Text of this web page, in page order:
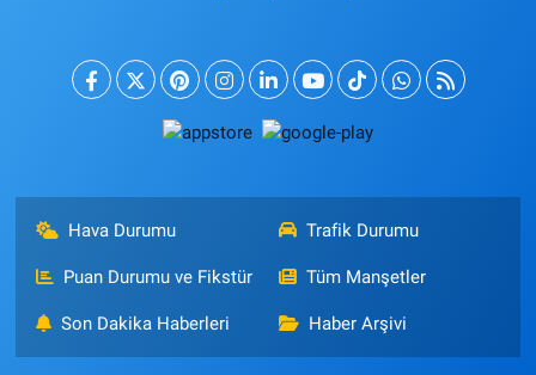
Hava Durumu Trafik Durumu
Puan Durumu ve Fikstür Tüm Manşetler
Son Dakika Haberleri Haber Arşivi